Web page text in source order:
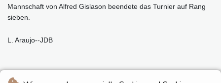
Mannschaft von Alfred Gislason beendete das Turnier auf Rang
sieben.
L. Araujo--JDB